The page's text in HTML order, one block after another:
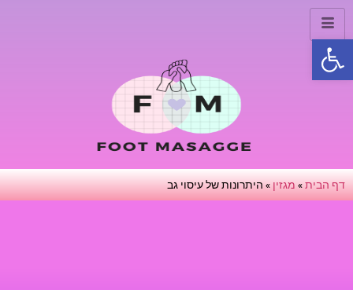
פתח סרגל נגישות
דף הבית»מגזין»היתרונות של עיסוי גב